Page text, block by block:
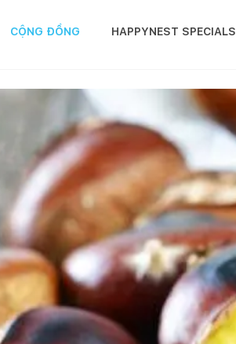
CỘNG ĐỒNG HAPPYNEST SPECIALS